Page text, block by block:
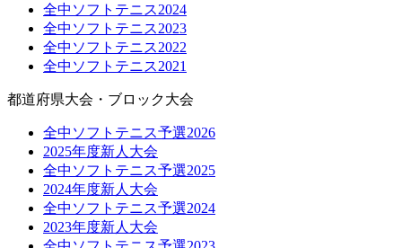
全中ソフトテニス2024
全中ソフトテニス2023
全中ソフトテニス2022
全中ソフトテニス2021
都道府県大会・ブロック大会
全中ソフトテニス予選2026
2025年度新人大会
全中ソフトテニス予選2025
2024年度新人大会
全中ソフトテニス予選2024
2023年度新人大会